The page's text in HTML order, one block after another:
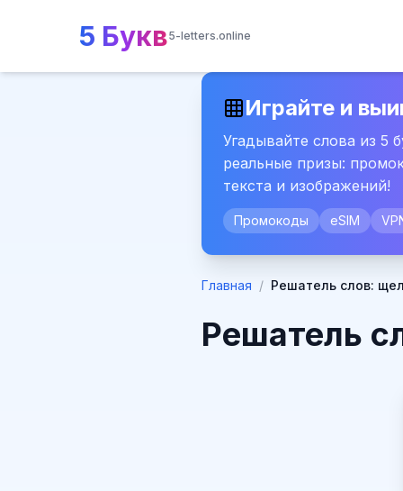
5 Букв5-letters.online
Играйте и
Угадывайте слова из 5
реальные призы:
текста и изображений!
Промокоды eSIM
Главная / Решатель слов:
Решатель